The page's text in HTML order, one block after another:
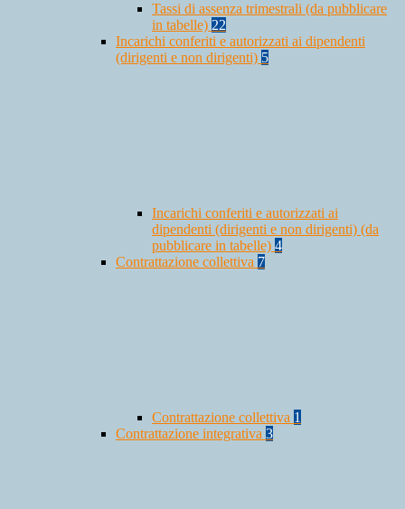
Tassi di assenza trimestrali (da pubblicare
in tabelle) 22
Incarichi conferiti e autorizzati ai dipendenti
(dirigenti e non dirigenti) 5
Incarichi conferiti e autorizzati ai
dipendenti (dirigenti e non dirigenti) (da
pubblicare in tabelle) 4
Contrattazione collettiva 7
Contrattazione collettiva 1
Contrattazione integrativa 3